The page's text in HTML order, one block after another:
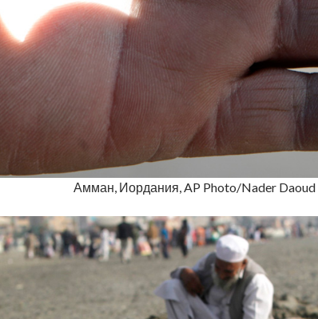
Амман, Иордания, AP Photo/Nader Daoud